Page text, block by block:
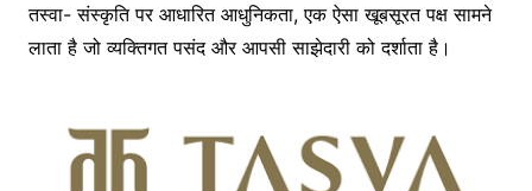
तस्वा- संस्कृति पर आधारित आधुनिकता, एक ऐसा खूबसूरत पक्ष सामने
लाता है जो व्यक्तिगत पसंद और आपसी साझेदारी को दर्शाता है।